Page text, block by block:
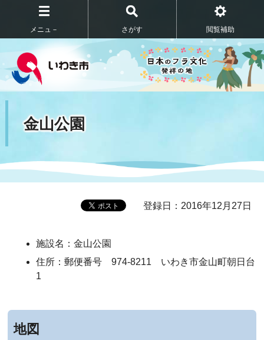
メニュ－ さがす 閲覧補助
金山公園
登録日：2016年12月27日
施設名：金山公園
住所：郵便番号 974-8211 いわき市金山町朝日台
1
地図